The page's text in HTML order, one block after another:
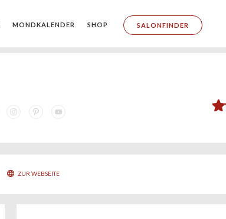
MONDKALENDER SHOP SALONFINDER
ZUR WEBSEITE